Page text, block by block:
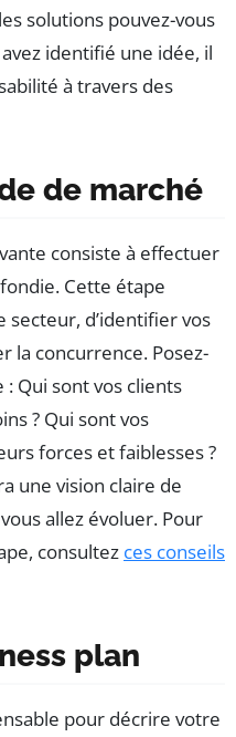
solutions pouvez-vous
identifié une idée, il
à travers des
de marché
consiste à effectuer
Cette étape
d’identifier vos
la concurrence. Posez-
Qui sont vos clients
? Qui sont vos
forces et faiblesses ?
une vision claire de
allez évoluer. Pour
consultez ces conseils
plan
pour décrire votre